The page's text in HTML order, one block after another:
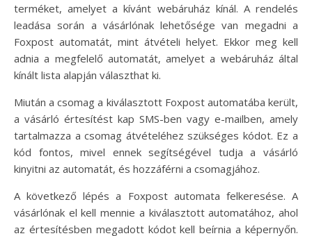
terméket, amelyet a kívánt webáruház kínál. A rendelés
leadása során a vásárlónak lehetősége van megadni a
Foxpost automatát, mint átvételi helyet. Ekkor meg kell
adnia a megfelelő automatát, amelyet a webáruház által
kínált lista alapján választhat ki.
Miután a csomag a kiválasztott Foxpost automatába került,
a vásárló értesítést kap SMS-ben vagy e-mailben, amely
tartalmazza a csomag átvételéhez szükséges kódot. Ez a
kód fontos, mivel ennek segítségével tudja a vásárló
kinyitni az automatát, és hozzáférni a csomagjához.
A következő lépés a Foxpost automata felkeresése. A
vásárlónak el kell mennie a kiválasztott automatához, ahol
az értesítésben megadott kódot kell beírnia a képernyőn.